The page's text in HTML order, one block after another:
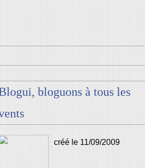
bloguons à tous les
créé le 11/09/2009